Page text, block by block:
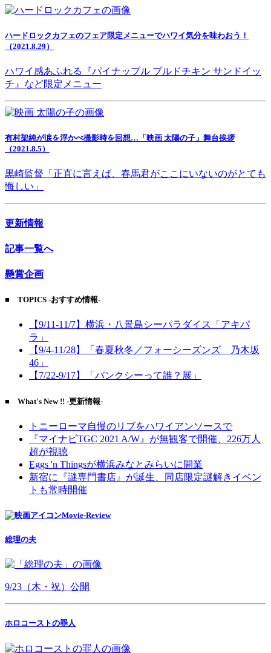
ハードロックカフェのフェア限定メニューでハワイ気分を味わおう！
（2021.8.29）
ハワイ感あふれる『パイナップル プルドチキン サンドイッ
チ』など限定メニュー
有村架純が涙を浮かべ撮影時を回想…「映画 太陽の子」舞台挨拶
（2021.8.5）
黒崎監督「正直に言えば、春馬君がここにいないのがとても
悔しい」
更新情報
記事一覧へ
懸賞企画
■ TOPICS -おすすめ情報-
【9/11-11/7】横浜・八景島シーパラダイス「アキパ
ラ」
【9/4-11/28】「春夏秋冬／フォーシーズンズ 乃木坂
46」
【7/22-9/17】「バンクシーって誰？展」
■ What's New !! -更新情報-
トニーローマ自慢のリブをハワイアンソースで
『マイナビTGC 2021 A/W』が無観客で開催、226万人
超が視聴
Eggs 'n Thingsが横浜みなとみらいに開業
新宿に『謎専門書店』が誕生、同店限定謎解きイベン
トも常時開催
Movie-Review
総理の夫
9/23（木・祝）公開
ホロコーストの罪人